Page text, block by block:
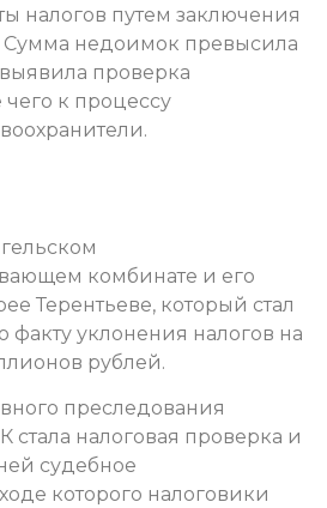
налогов путем заключения
Сумма недоимок превысила
проверка
чего к процессу
комбинате и его
Терентьеве, который стал
факту уклонения налогов на
рублей.
преследования
налоговая проверка и
судебное
которого налоговики